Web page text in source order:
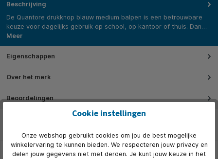
Beschrijving
De Quantore drukknop blauw medium balpen is een betrouwbare
keuze voor dagelijks gebruik op school, op kantoor of thuis. Dan…
Meer
Eigenschappen
Over het merk
Beoordelingen
Cookie instellingen
Onze webshop gebruikt cookies om jou de best mogelijke
winkelervaring te kunnen bieden. We respecteren jouw privacy en
delen jouw gegevens niet met derden. Je kunt jouw keuze in het